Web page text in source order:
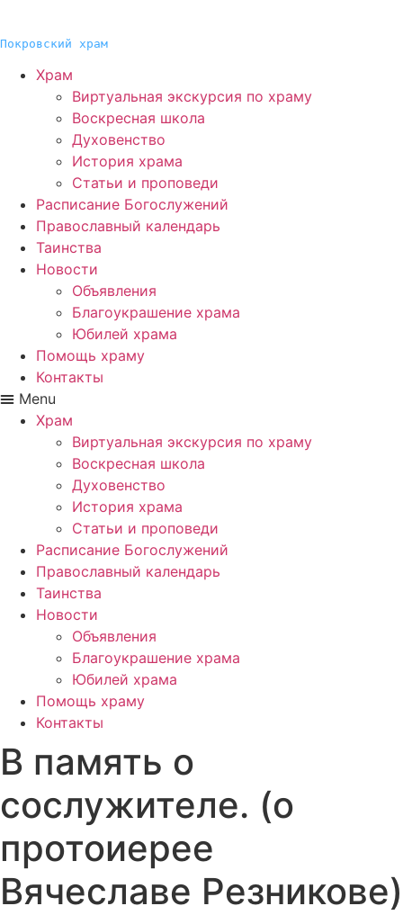
Покровский храм
Храм
Виртуальная экскурсия по храму
Воскресная школа
Духовенство
История храма
Статьи и проповеди
Расписание Богослужений
Православный календарь
Таинства
Новости
Объявления
Благоукрашение храма
Юбилей храма
Помощь храму
Контакты
Menu
Храм
Виртуальная экскурсия по храму
Воскресная школа
Духовенство
История храма
Статьи и проповеди
Расписание Богослужений
Православный календарь
Таинства
Новости
Объявления
Благоукрашение храма
Юбилей храма
Помощь храму
Контакты
В память о
сослужителе. (о
протоиерее
Вячеславе Резникове)